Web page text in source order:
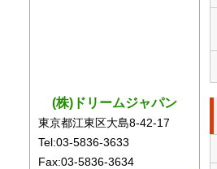
(株)ドリームジャパン
東京都江東区大島8-42-17
Tel:03-5836-3633
Fax:03-5836-3634